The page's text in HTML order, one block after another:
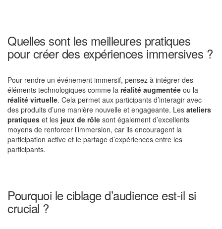
Quelles sont les meilleures pratiques
pour créer des expériences immersives ?
Pour rendre un événement immersif, pensez à intégrer des
éléments technologiques comme la réalité augmentée ou la
réalité virtuelle. Cela permet aux participants d’interagir avec
des produits d’une manière nouvelle et engageante. Les ateliers
pratiques et les jeux de rôle sont également d’excellents
moyens de renforcer l’immersion, car ils encouragent la
participation active et le partage d’expériences entre les
participants.
Pourquoi le ciblage d’audience est-il si
crucial ?